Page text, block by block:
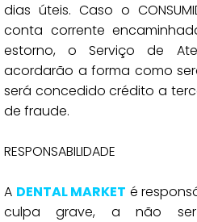
dias úteis. Caso o
conta corrente
estorno, o Serviço de
acordarão a forma como
será concedido crédito a
de fraude.
RESPONSABILIDADE
A DENTAL MARKET é
culpa grave, a não